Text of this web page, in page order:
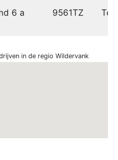
6 a 9561TZ Ter
in de regio Wildervank